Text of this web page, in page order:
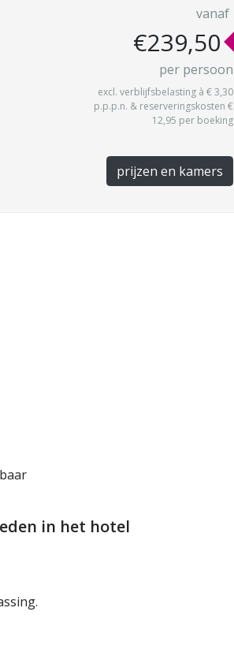
vanaf
€239,50
per persoon
excl. verblijfsbelasting à € 3,30
p.p.p.n. & reserveringskosten €
12,95 per boeking
prijzen en kamers
in het hotel